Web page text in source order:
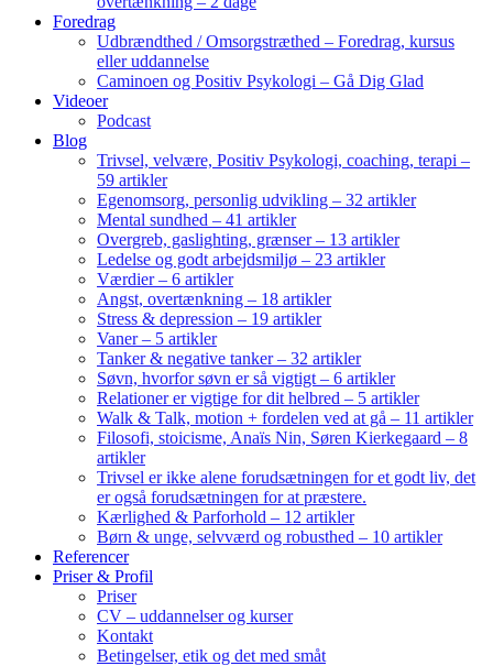
Foredrag
Udbrændthed / Omsorgstræthed – Foredrag, kursus
eller uddannelse
Caminoen og Positiv Psykologi – Gå Dig Glad
Videoer
Podcast
Blog
Trivsel, velvære, Positiv Psykologi, coaching, terapi –
59 artikler
Egenomsorg, personlig udvikling – 32 artikler
Mental sundhed – 41 artikler
Overgreb, gaslighting, grænser – 13 artikler
Ledelse og godt arbejdsmiljø – 23 artikler
Værdier – 6 artikler
Angst, overtænkning – 18 artikler
Stress & depression – 19 artikler
Vaner – 5 artikler
Tanker & negative tanker – 32 artikler
Søvn, hvorfor søvn er så vigtigt – 6 artikler
Relationer er vigtige for dit helbred – 5 artikler
Walk & Talk, motion + fordelen ved at gå – 11 artikler
Filosofi, stoicisme, Anaïs Nin, Søren Kierkegaard – 8
artikler
Trivsel er ikke alene forudsætningen for et godt liv, det
er også forudsætningen for at præstere.
Kærlighed & Parforhold – 12 artikler
Børn & unge, selvværd og robusthed – 10 artikler
Referencer
Priser & Profil
Priser
CV – uddannelser og kurser
Kontakt
Betingelser, etik og det med småt